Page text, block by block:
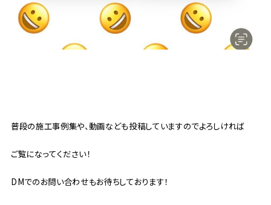
普段の施工事例集や、動画なども投稿していますのでよろしければ
ご覧になってください！
DMでのお問い合わせもお待ちしております！